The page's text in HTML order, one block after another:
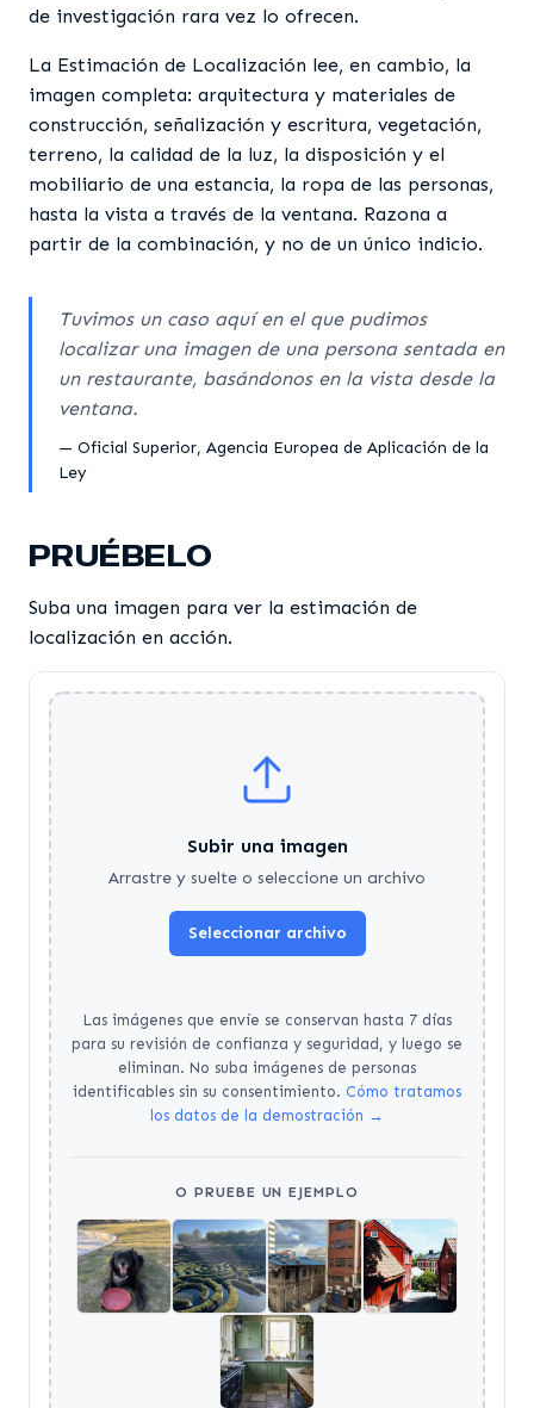
de investigación rara vez lo ofrecen.
La Estimación de Localización lee, en cambio, la
imagen completa: arquitectura y materiales de
construcción, señalización y escritura, vegetación,
terreno, la calidad de la luz, la disposición y el
mobiliario de una estancia, la ropa de las personas,
hasta la vista a través de la ventana. Razona a
partir de la combinación, y no de un único indicio.
Tuvimos un caso aquí en el que pudimos
localizar una imagen de una persona sentada en
un restaurante, basándonos en la vista desde la
ventana.
— Oficial Superior, Agencia Europea de Aplicación de la
Ley
PRUÉBELO
Suba una imagen para ver la estimación de
localización en acción.
Subir una imagen
Arrastre y suelte o seleccione un archivo
Seleccionar archivo
Las imágenes que envíe se conservan hasta 7 días
para su revisión de confianza y seguridad, y luego se
eliminan. No suba imágenes de personas
identificables sin su consentimiento. Cómo tratamos
los datos de la demostración →
O PRUEBE UN EJEMPLO